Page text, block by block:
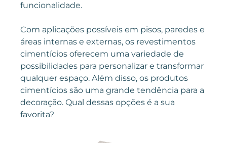
funcionalidade.
Com aplicações possíveis em pisos, paredes e
áreas internas e externas, os revestimentos
cimentícios oferecem uma variedade de
possibilidades para personalizar e transformar
qualquer espaço. Além disso, os produtos
cimentícios são uma grande tendência para a
decoração. Qual dessas opções é a sua
favorita?